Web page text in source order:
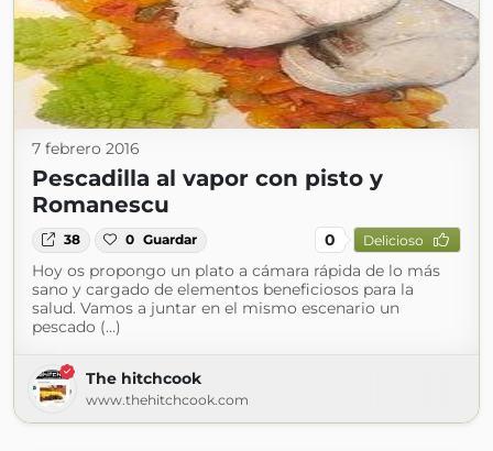
7 febrero 2016
Pescadilla al vapor con pisto y
Romanescu
38 0 Guardar 0 Delicioso
Hoy os propongo un plato a cámara rápida de lo más
sano y cargado de elementos beneficiosos para la
salud. Vamos a juntar en el mismo escenario un
pescado (...)
The hitchcook
www.thehitchcook.com